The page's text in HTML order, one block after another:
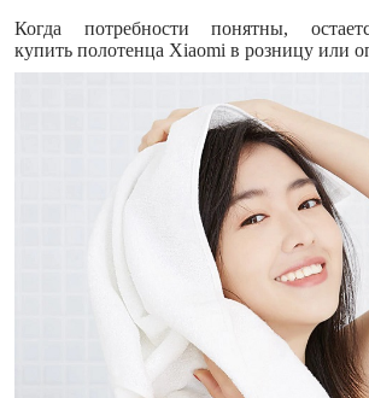
Когда потребности понятны,
купить полотенца Xiaomi в розницу или